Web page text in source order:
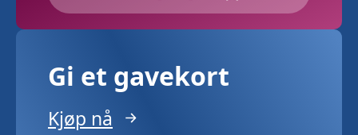
Gi et gavekort
Kjøp nå